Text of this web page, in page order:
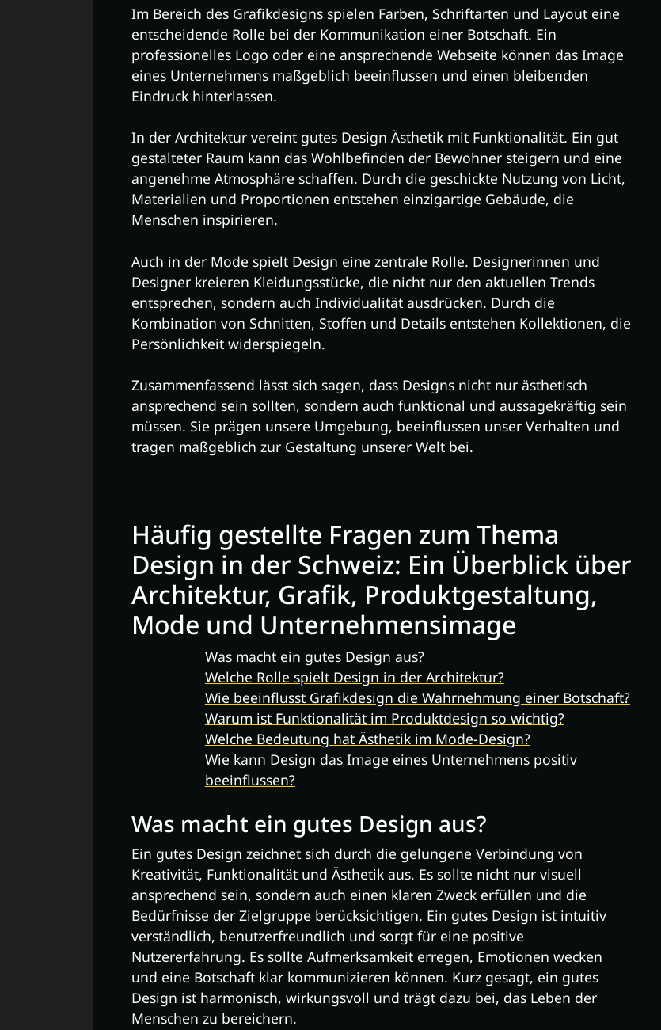
Im Bereich des Grafikdesigns spielen Farben, Schriftarten und Layout eine
entscheidende Rolle bei der Kommunikation einer Botschaft. Ein
professionelles Logo oder eine ansprechende Webseite können das Image
eines Unternehmens maßgeblich beeinflussen und einen bleibenden
Eindruck hinterlassen.
In der Architektur vereint gutes Design Ästhetik mit Funktionalität. Ein gut
gestalteter Raum kann das Wohlbefinden der Bewohner steigern und eine
angenehme Atmosphäre schaffen. Durch die geschickte Nutzung von Licht,
Materialien und Proportionen entstehen einzigartige Gebäude, die
Menschen inspirieren.
Auch in der Mode spielt Design eine zentrale Rolle. Designerinnen und
Designer kreieren Kleidungsstücke, die nicht nur den aktuellen Trends
entsprechen, sondern auch Individualität ausdrücken. Durch die
Kombination von Schnitten, Stoffen und Details entstehen Kollektionen, die
Persönlichkeit widerspiegeln.
Zusammenfassend lässt sich sagen, dass Designs nicht nur ästhetisch
ansprechend sein sollten, sondern auch funktional und aussagekräftig sein
müssen. Sie prägen unsere Umgebung, beeinflussen unser Verhalten und
tragen maßgeblich zur Gestaltung unserer Welt bei.
Häufig gestellte Fragen zum Thema
Design in der Schweiz: Ein Überblick über
Architektur, Grafik, Produktgestaltung,
Mode und Unternehmensimage
Was macht ein gutes Design aus?
Welche Rolle spielt Design in der Architektur?
Wie beeinflusst Grafikdesign die Wahrnehmung einer Botschaft?
Warum ist Funktionalität im Produktdesign so wichtig?
Welche Bedeutung hat Ästhetik im Mode-Design?
Wie kann Design das Image eines Unternehmens positiv
beeinflussen?
Was macht ein gutes Design aus?
Ein gutes Design zeichnet sich durch die gelungene Verbindung von
Kreativität, Funktionalität und Ästhetik aus. Es sollte nicht nur visuell
ansprechend sein, sondern auch einen klaren Zweck erfüllen und die
Bedürfnisse der Zielgruppe berücksichtigen. Ein gutes Design ist intuitiv
verständlich, benutzerfreundlich und sorgt für eine positive
Nutzererfahrung. Es sollte Aufmerksamkeit erregen, Emotionen wecken
und eine Botschaft klar kommunizieren können. Kurz gesagt, ein gutes
Design ist harmonisch, wirkungsvoll und trägt dazu bei, das Leben der
Menschen zu bereichern.